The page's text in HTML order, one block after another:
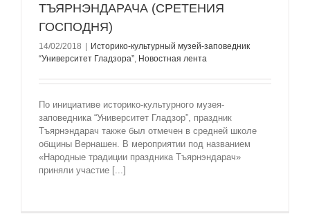
ТЪЯРНЭНДАРАЧА (СРЕТЕНИЯ
ГОСПОДНЯ)
14/02/2018
Историко-культурный музей-заповедник
“Университет Гладзорa”, Новостная лента
По инициативе историко-культурного музея-
заповедника “Университет Гладзор”, праздник
Тъярнэндарач также был отмечен в средней школе
общины Вернашен. В мероприятии под названием
«Народные традиции праздника Тъярнэндарач»
приняли участие [...]